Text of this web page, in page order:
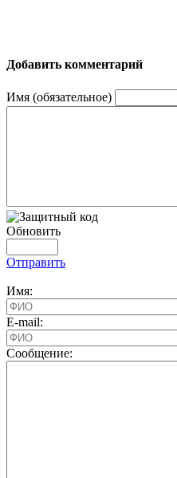
Добавить комментарий
Имя (обязательное)
Обновить
Отправить
Имя:
E-mail:
Cообщение: